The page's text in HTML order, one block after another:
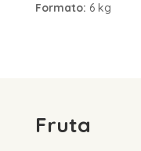
Formato: 6 kg
Fruta